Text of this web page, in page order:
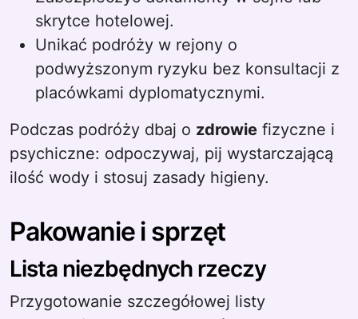
skrytce hotelowej.
Unikać podróży w rejony o
podwyższonym ryzyku bez konsultacji z
placówkami dyplomatycznymi.
Podczas podróży dbaj o zdrowie fizyczne i
psychiczne: odpoczywaj, pij wystarczającą
ilość wody i stosuj zasady higieny.
Pakowanie i sprzęt
Lista niezbędnych rzeczy
Przygotowanie szczegółowej listy